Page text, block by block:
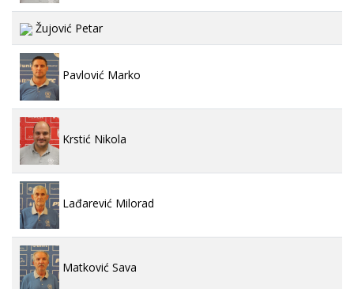
Žujović Petar
Pavlović Marko
Krstić Nikola
Lađarević Milorad
Matković Sava